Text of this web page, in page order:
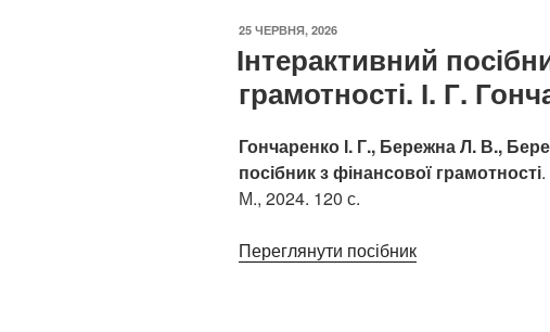
ОПУБЛІКОВАНО
25 ЧЕРВНЯ, 2026
Інтерактивний
грамотності. І. Г.
Гончаренко І. Г., Бережна Л. В.,
посібник з фінансової грамотності
М., 2024. 120 с.
Переглянути посібник